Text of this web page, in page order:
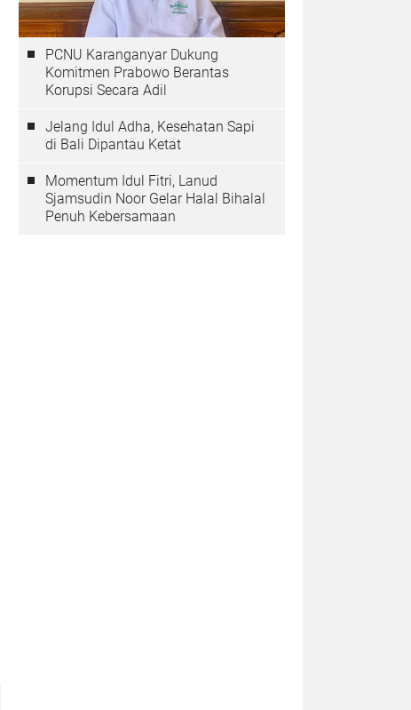
PCNU Karanganyar Dukung
Komitmen Prabowo Berantas
Korupsi Secara Adil
Jelang Idul Adha, Kesehatan Sapi
di Bali Dipantau Ketat
Momentum Idul Fitri, Lanud
Sjamsudin Noor Gelar Halal Bihalal
Penuh Kebersamaan